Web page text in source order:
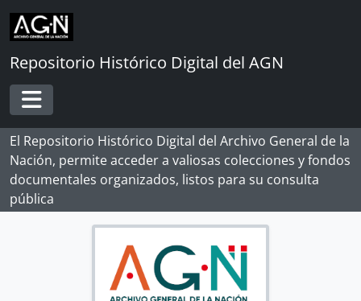
Skip to main content
Repositorio Histórico Digital del AGN
Toggle navigation
El Repositorio Histórico Digital del Archivo General de la
Nación, permite acceder a valiosas colecciones y fondos
documentales organizados, listos para su consulta
pública
[Agrupación documental] FONDOS FÁCTICOS
[Agrupación documental] PROTOCOLOS NOTARIALES
[Fondo] PROTOCOLOS NOTARIALES DE LIMA
[Sección] SIGLO XVI
[Serie] ÁLVAREZ, Diego, ADRADA, Francisco y otros
[Serie] ALZATE, Simón
[Serie] ARIAS CORTÉS, Pedro y HERNÁNDEZ, Blas
[Serie] BOTE, Francisco Ramiro
[Serie] BRAVO, Julián
[Serie] CASTAÑEDA, Pedro de
[Serie] CASTILLEJO, Rodrigo Alonso
[Serie] CÓRDOVA MAQUEDA, Diego de